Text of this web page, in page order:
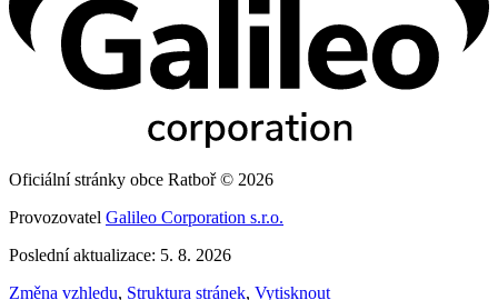
Oficiální stránky obce Ratboř © 2026
Provozovatel Galileo Corporation s.r.o.
Poslední aktualizace: 5. 8. 2026
Změna vzhledu, Struktura stránek, Vytisknout